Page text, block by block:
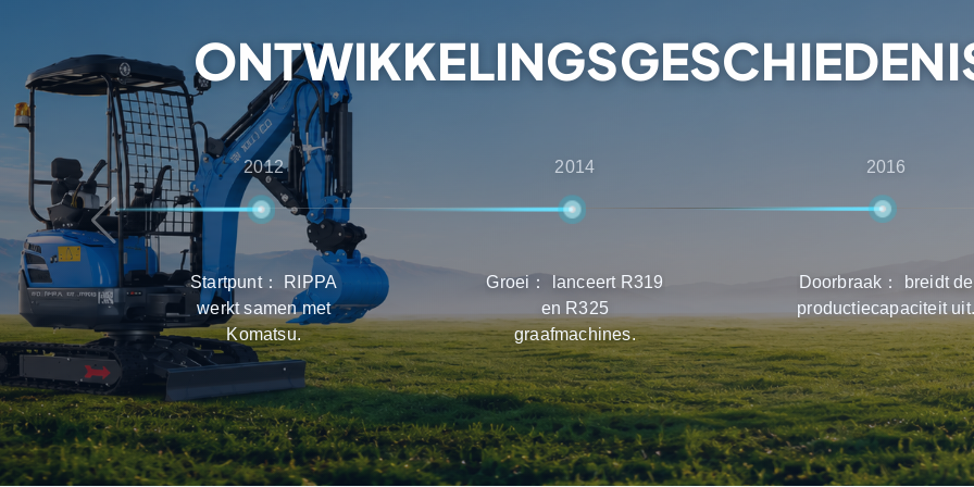
2012
Startpunt： RIPPA
werkt samen met
Komatsu.
2014
Groei： lanceert R319
en R325
graafmachines.
2016
Doorbraak： breidt de
productiecapaciteit uit.